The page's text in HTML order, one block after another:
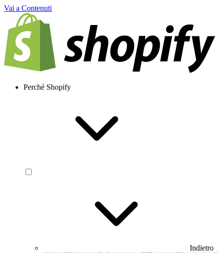
Vai a Contenuti
Perché Shopify
Indietro